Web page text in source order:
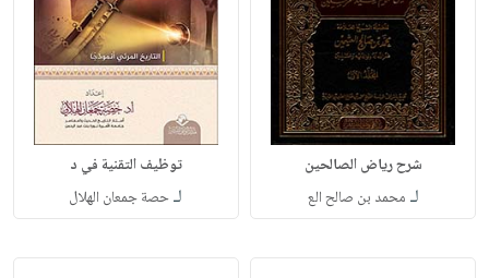
شرح رياض الصالحين
لـ محمد بن صالح الع
توظيف التقنية في د
لـحصة جمعان الهلال